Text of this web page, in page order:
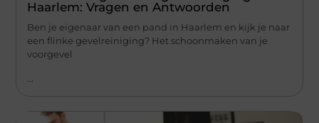
Haarlem: Vragen en Antwoorden
Ben je eigenaar van een pand in Haarlem en kijk je naar
een flinke gevelreiniging? Het schoonmaken van je
voorgevel